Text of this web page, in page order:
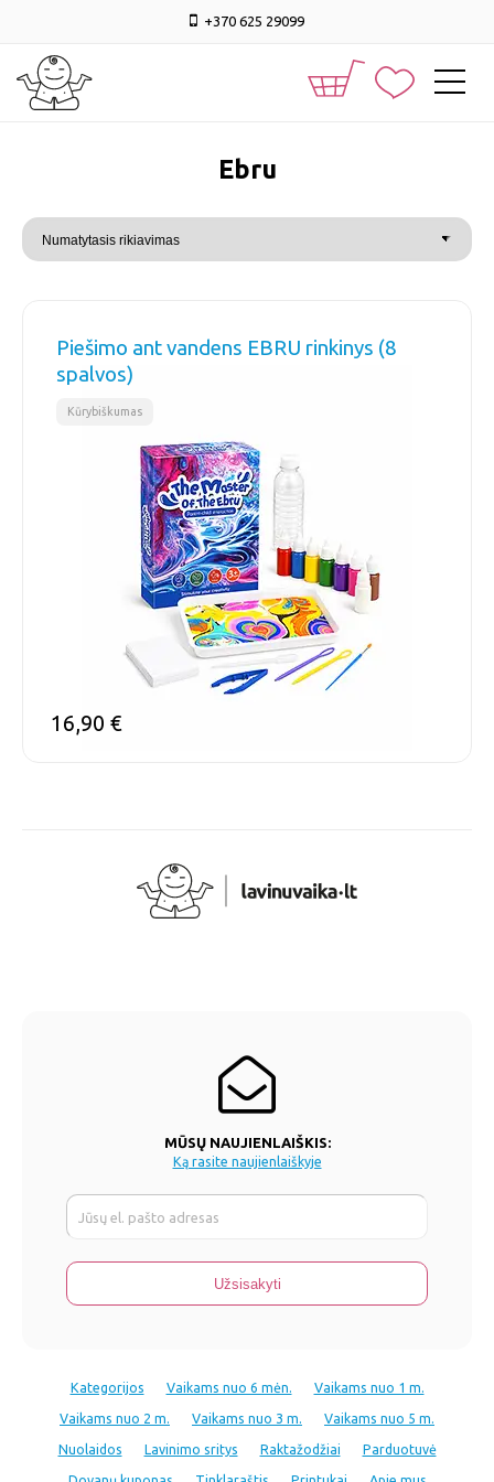
+370 625 29099
ebru
Piešimo ant vandens EBRU rinkinys (8
spalvos)
Kūrybiškumas
16,90 €
MŪSŲ NAUJIENLAIŠKIS:
Ką rasite naujienlaiškyje
Kategorijos Vaikams nuo 6 mėn.
Vaikams nuo 1 m.
Vaikams nuo 2 m.
Vaikams nuo 3 m.
Vaikams nuo 5 m.
Nuolaidos
Lavinimo sritys Raktažodžiai
Parduotuvė